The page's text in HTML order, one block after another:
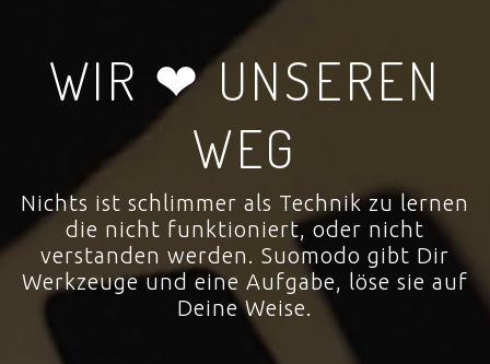
WIR ❤ UNSEREN
WEG
Nichts ist schlimmer als Technik zu lernen
die nicht funktioniert, oder nicht
verstanden werden. Suomodo gibt Dir
Werkzeuge und eine Aufgabe, löse sie auf
Deine Weise.